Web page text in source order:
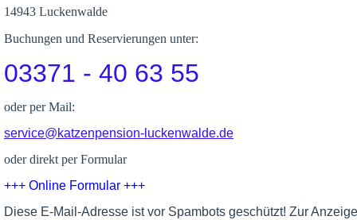
14943 Luckenwalde
Buchungen und Reservierungen unter:
03371 - 40 63 55
oder per Mail:
service@katzenpension-luckenwalde.de
oder direkt per Formular
+++ Online Formular +++
Diese E-Mail-Adresse ist vor Spambots geschützt! Zur